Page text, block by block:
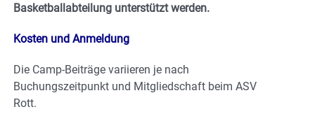
Basketballabteilung unterstützt werden.
Kosten und Anmeldung
Die Camp-Beiträge variieren je nach
Buchungszeitpunkt und Mitgliedschaft beim ASV
Rott.